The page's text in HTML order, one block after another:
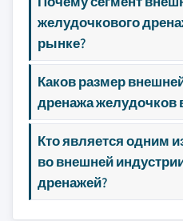
желудочкового
рынке?
Каков размер
дренажа
Кто является одним
во внешней
дренажей?